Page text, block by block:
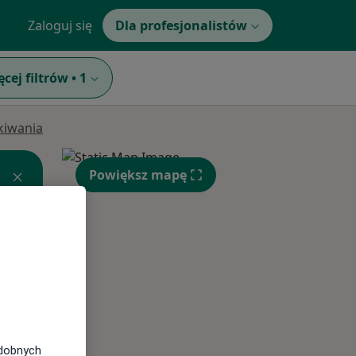
Zaloguj się Dla profesjonalistów
filtrów • 1
Powiększ mapę